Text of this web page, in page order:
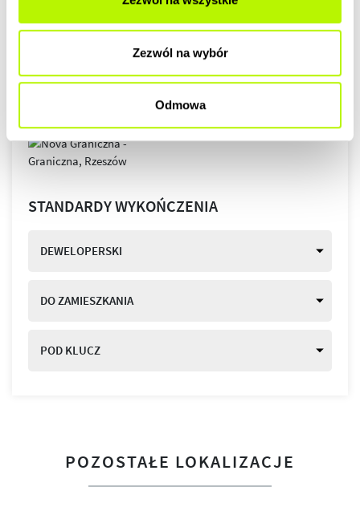
Zezwól na wybór
Odmowa
STANDARDY WYKOŃCZENIA
DEWELOPERSKI
DO ZAMIESZKANIA
POD KLUCZ
POZOSTAŁE LOKALIZACJE